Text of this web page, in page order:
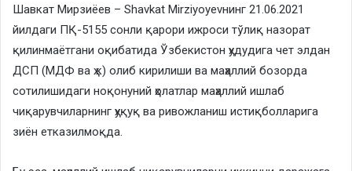
Шавкат Мирзиёев – Shavkat Mirziyoyevнинг 21.06.2021
йилдаги ПҚ-5155 сонли қарори ижроси тўлиқ назорат
қилинмаётгани оқибатида Ўзбекистон ҳудудига чет элдан
ДСП (МДФ ва ҳ.к) олиб кирилиши ва маҳаллий бозорда
сотилишидаги ноқонуний ҳолатлар маҳаллий ишлаб
чиқарувчиларнинг ҳуқуқ ва ривожланиш истиқболларига
зиён етказилмоқда.